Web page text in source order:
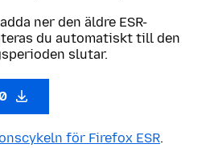
ner den äldre ESR-
du automatiskt till den
slutar.
för Firefox ESR.